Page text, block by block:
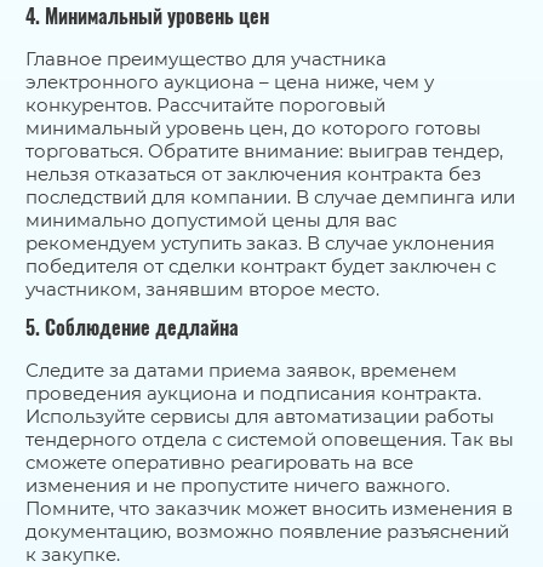
4. Минимальный уровень цен
Главное преимущество для участника
электронного аукциона – цена ниже, чем у
конкурентов. Рассчитайте пороговый
минимальный уровень цен, до которого готовы
торговаться. Обратите внимание: выиграв тендер,
нельзя отказаться от заключения контракта без
последствий для компании. В случае демпинга или
минимально допустимой цены для вас
рекомендуем уступить заказ. В случае уклонения
победителя от сделки контракт будет заключен с
участником, занявшим второе место.
5. Соблюдение дедлайна
Следите за датами приема заявок, временем
проведения аукциона и подписания контракта.
Используйте сервисы для автоматизации работы
тендерного отдела с системой оповещения. Так вы
сможете оперативно реагировать на все
изменения и не пропустите ничего важного.
Помните, что заказчик может вносить изменения в
документацию, возможно появление разъяснений
к закупке.